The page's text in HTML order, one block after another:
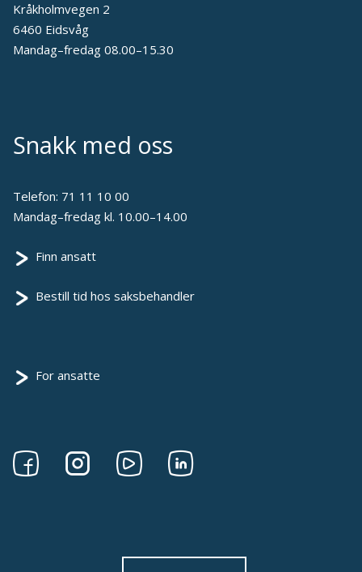
Kråkholmvegen 2
6460 Eidsvåg
Mandag–fredag 08.00–15.30
Snakk med oss
Telefon: 71 11 10 00
Mandag–fredag kl. 10.00–14.00
Finn ansatt
Bestill tid hos saksbehandler
For ansatte
Følg
Følg
Følg
Følg